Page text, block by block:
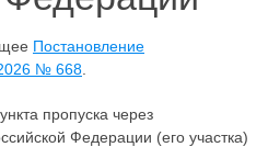
Постановление
№ 668
пропуска через
Федерации (его участка)